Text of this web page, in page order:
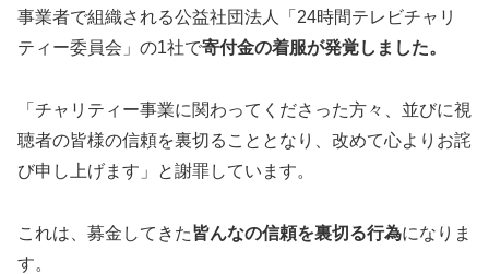
事業者で組織される公益社団法人「24時間テレビチャリ
ティー委員会」の1社で寄付金の着服が発覚しました。
「チャリティー事業に関わってくださった方々、並びに視
聴者の皆様の信頼を裏切ることとなり、改めて心よりお詫
び申し上げます」と謝罪しています。
これは、募金してきた皆んなの信頼を裏切る行為になりま
す。